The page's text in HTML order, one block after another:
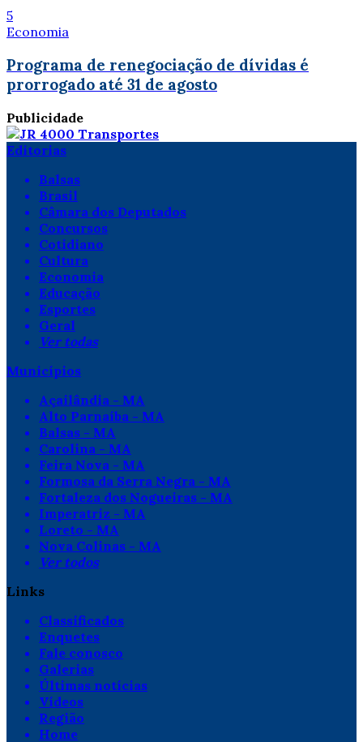
5
Economia
Programa de renegociação de dívidas é
prorrogado até 31 de agosto
Publicidade
Editorias
Balsas
Brasil
Câmara dos Deputados
Concursos
Cotidiano
Cultura
Economia
Educação
Esportes
Geral
Ver todas
Municípios
Açailândia - MA
Alto Parnaíba - MA
Balsas - MA
Carolina - MA
Feira Nova - MA
Formosa da Serra Negra - MA
Fortaleza dos Nogueiras - MA
Imperatriz - MA
Loreto - MA
Nova Colinas - MA
Ver todos
Links
Classificados
Enquetes
Fale conosco
Galerias
Últimas notícias
Vídeos
Região
Home